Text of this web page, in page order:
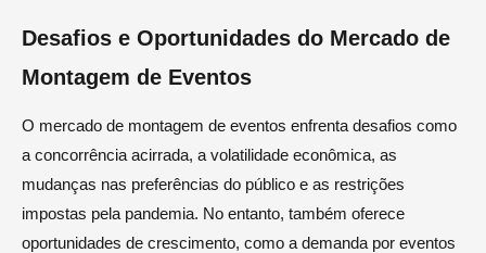
Desafios e Oportunidades do Mercado de
Montagem de Eventos
O mercado de montagem de eventos enfrenta desafios como
a concorrência acirrada, a volatilidade econômica, as
mudanças nas preferências do público e as restrições
impostas pela pandemia. No entanto, também oferece
oportunidades de crescimento, como a demanda por eventos